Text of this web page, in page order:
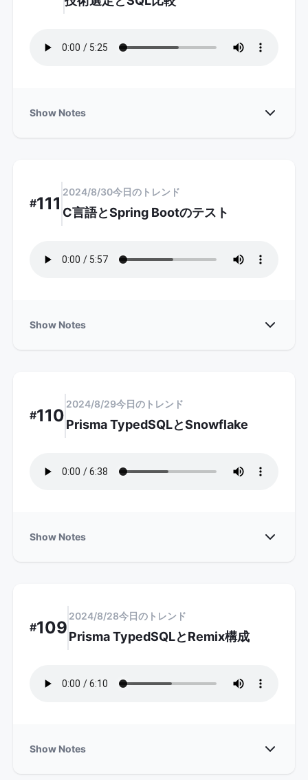
Show Notes Show
#111
2024/8/30今日のトレンド
C言語とSpring Bootのテスト
Show Notes Show
#110
2024/8/29今日のトレンド
Prisma TypedSQLとSnowflake
Show Notes Show
#109
2024/8/28今日のトレンド
Prisma TypedSQLとRemix構成
Show Notes Show